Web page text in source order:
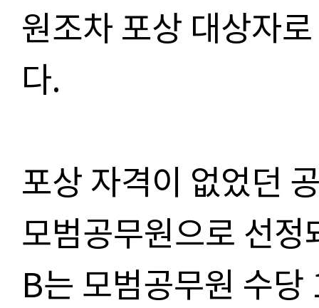
원조차 포상 대상자
다.
포상 자격이 없었던
모범공무원으로 선
B는 모범공무원 수